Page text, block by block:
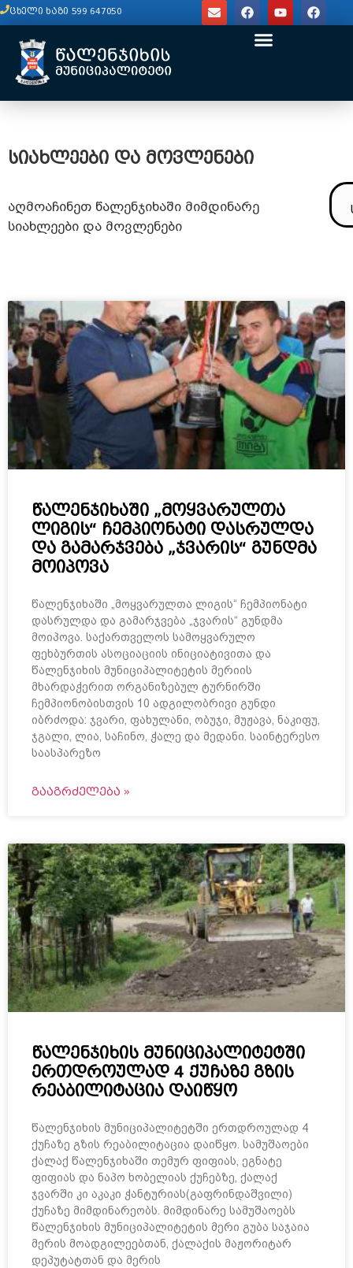
content
ცხელი ხაზი 599 647050
სიახლეები და მოვლენები
აღმოაჩინეთ წალენჯიხაში მიმდინარე
სიახლეები და მოვლენები
წალენჯიხაში „მოყვარულთა
ლიგის“ ჩემპიონატი დასრულდა
და გამარჯვება „ჯვარის“ გუნდმა
მოიპოვა
წალენჯიხაში „მოყვარულთა ლიგის“ ჩემპიონატი
დასრულდა და გამარჯვება „ჯვარის“ გუნდმა
მოიპოვა. საქართველოს სამოყვარულო
ფეხბურთის ასოციაციის ინიციატივითა და
წალენჯიხის მუნიციპალიტეტის მერიის
მხარდაჭერით ორგანიზებულ ტურნირში
ჩემპიონობისთვის 10 ადგილობრივი გუნდი
იბრძოდა: ჯვარი, ფახულანი, ობუჯი, მუჟავა, ნაკიფუ,
ჯგალი, ლია, საჩინო, ჭალე და მედანი. საინტერესო
საასპარეზო
ᲒᲐᲐᲒᲠᲫᲔᲚᲔᲑᲐ »
წალენჯიხის მუნიციპალიტეტში
ერთდროულად 4 ქუჩაზე გზის
რეაბილიტაცია დაიწყო
წალენჯიხის მუნიციპალიტეტში ერთდროულად 4
ქუჩაზე გზის რეაბილიტაცია დაიწყო. სამუშაოები
ქალაქ წალენჯიხაში თემურ ფიფიას, ეგნატე
ფიფიას და ნაპო ხობელიას ქუჩებზე, ქალაქ
ჯვარში კი აკაკი ჭანტურიას(გაფრინდაშვილი)
ქუჩაზე მიმდინარეობს. მიმდინარე სამუშაოებს
წალენჯიხის მუნიციპალიტეტის მერი გუბა საჯაია
მერის მოადგილეებთან, ქალაქის მაჟორიტარ
დეპუტატთან და მერის